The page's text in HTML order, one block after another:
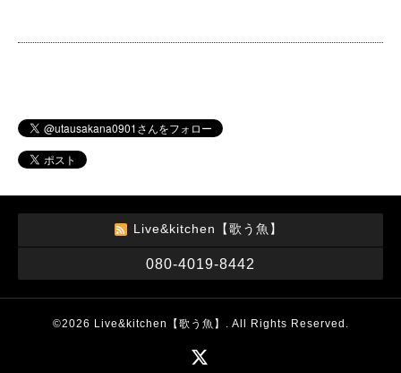
Live&kitchen【歌う魚】
080-4019-8442
©2026 Live&kitchen【歌う魚】 . All Rights Reserved.